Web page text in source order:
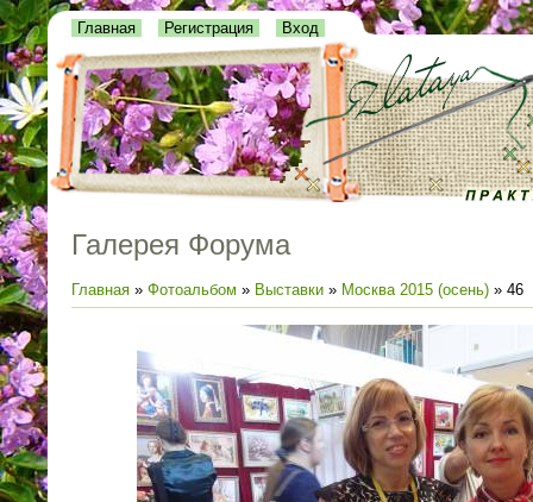
Главная Регистрация Вход
Галерея Форума
Главная » Фотоальбом » Выставки » Москва 2015 (осень) » 46